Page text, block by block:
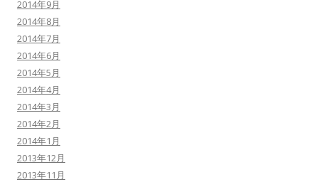
2014年9月
2014年8月
2014年7月
2014年6月
2014年5月
2014年4月
2014年3月
2014年2月
2014年1月
2013年12月
2013年11月